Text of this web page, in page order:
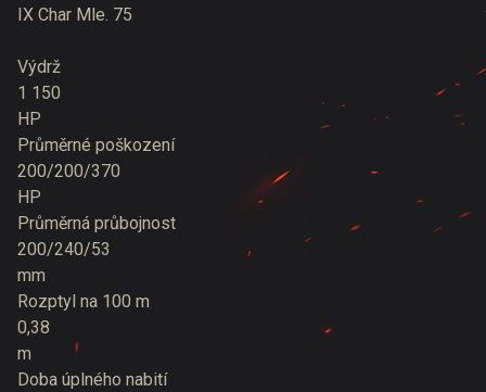
IX Char Mle. 75
Výdrž
1 150
HP
Průměrné poškození
200/200/370
HP
Průměrná průbojnost
200/240/53
mm
Rozptyl na 100 m
0,38
m
Doba úplného nabití